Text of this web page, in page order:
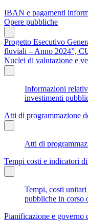
IBAN e pagamenti
Opere pubbliche
Progetto Esecutivo
fluviali – Anno 2024”,
Nuclei di valutazione e
Informazioni
investimenti
Atti di programmazione
Atti di
Tempi costi e indicatori
Tempi, costi
pubbliche in corso
Pianificazione e governo